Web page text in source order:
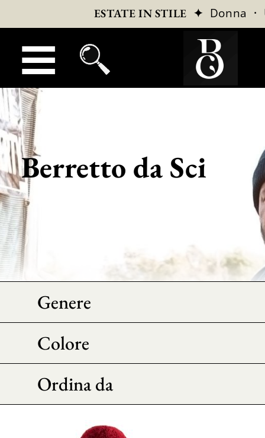
ESTATE IN STILE ✦ Donna ·
Berretto da Sci
Genere
Colore
Ordina da